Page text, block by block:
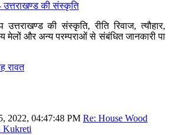
की संस्कृति
की संस्कृति, रीति रिवाज, त्यौहार,
मेलों और अन्य परम्पराओं से संबंधित जानकारी पा
रावत
2022, 04:47:48 PM Re: House Wood
Kukreti